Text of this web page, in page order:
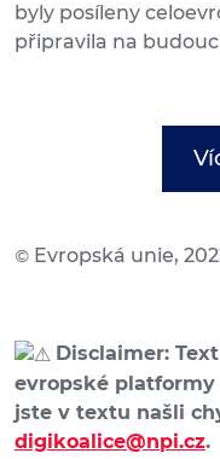
byly posíleny
připravila na
© Evropská unie,
Disclaimer:
evropské platformy
jste v textu našli
digikoalice@npi.cz.